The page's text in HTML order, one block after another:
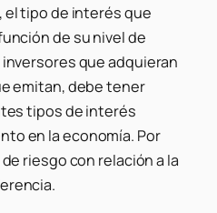
el tipo de interés que
de su nivel de
que adquieran
emitan, debe tener
tipos de interés
en la economía. Por
riesgo con relación a la